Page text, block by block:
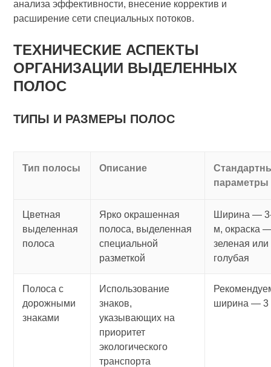
анализа эффективности, внесение корректив и
расширение сети специальных потоков.
ТЕХНИЧЕСКИЕ АСПЕКТЫ
ОРГАНИЗАЦИИ ВЫДЕЛЕННЫХ
ПОЛОС
ТИПЫ И РАЗМЕРЫ ПОЛОС
Тип полосы Описание
параметры
Цветная
выделенная
полоса
Ярко окрашенная
полоса, выделенная
специальной
разметкой
Ширина —
м, окраска
зеленая или
голубая
Полоса с
дорожными
знаками
Использование
знаков,
указывающих на
приоритет
экологического
транспорта
ширина — 3